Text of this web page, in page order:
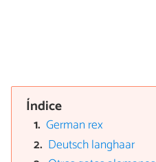
Índice
German rex
Deutsch langhaar